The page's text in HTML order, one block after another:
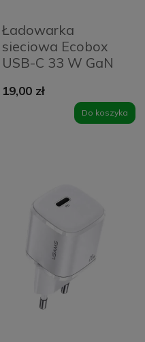
Ładowarka
sieciowa Ecobox
USB-C 33 W GaN
19,00 zł
Do koszyka